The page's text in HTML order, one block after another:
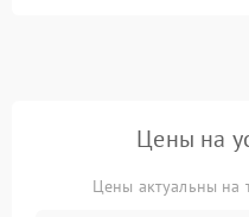
Цены на
Цены актуальны на